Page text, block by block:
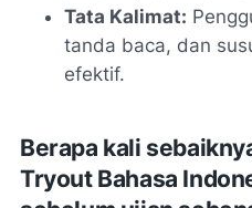
Tata Kalimat:
tanda baca, dan
efektif.
Berapa kali
Tryout Bahasa